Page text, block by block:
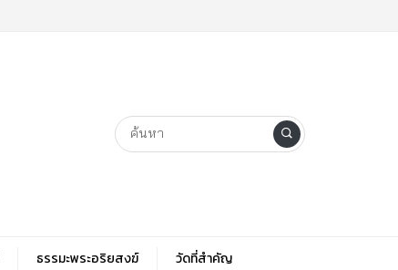
ธรรมะพระอริยสงฆ์ วัดที่สําคัญ